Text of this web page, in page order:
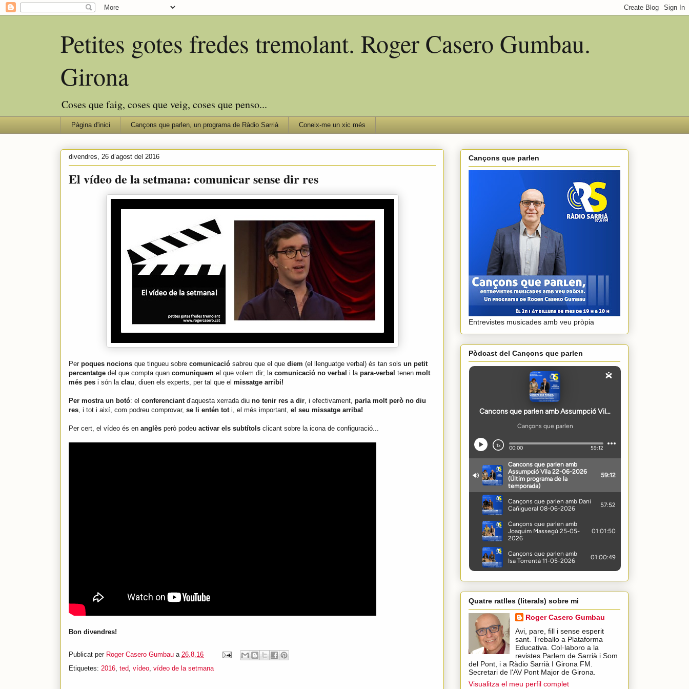
Petites gotes fredes tremolant. Roger Casero Gumbau.
Girona
Coses que faig, coses que veig, coses que penso...
Pàgina d'inici Cançons que parlen, un programa de Ràdio Sarrià Coneix-me un xic més
divendres, 26 d’agost del 2016
El vídeo de la setmana: comunicar sense dir res
Perpoques nocions que tingueu sobre comunicació sabreu que el que diem (el llenguatge verbal) és tan sols un petit
percentatge del que compta quan comuniquem el que volem dir; la comunicació no verbal i la para-verbal tenen molt
més pes i són la clau , diuen els experts, per tal que el missatge arribi!
Per mostra un botó: el conferenciant d'aquesta xerrada diu no tenir res a dir , i efectivament, parla molt però no diu
res , i tot i així, com podreu comprovar, se li entén tot i, el més important, el seu missatge arriba!
Per cert, el vídeo és en anglès però podeu activar els subtítols clicant sobre la icona de configuració...
Bon divendres!
Publicat per Roger Casero Gumbau a 26.8.16
Etiquetes: 2016 ted vídeo vídeo de la setmana
Cançons que parlen
Entrevistes musicades amb veu pròpia
Pòdcast del Cançons que parlen
Quatre ratlles (literals) sobre mi
Roger Casero Gumbau
Avi, pare, fill i sense esperit
sant. Treballo a Plataforma
Educativa. Col·laboro a la
revistes Parlem de Sarrià i Som
del Pont, i a Ràdio Sarrià I Girona FM.
Secretari de l'AV Pont Major de Girona.
Visualitza el meu perfil complet